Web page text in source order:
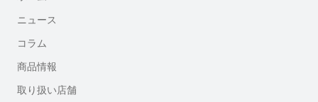
ニュース
コラム
商品情報
取り扱い店舗